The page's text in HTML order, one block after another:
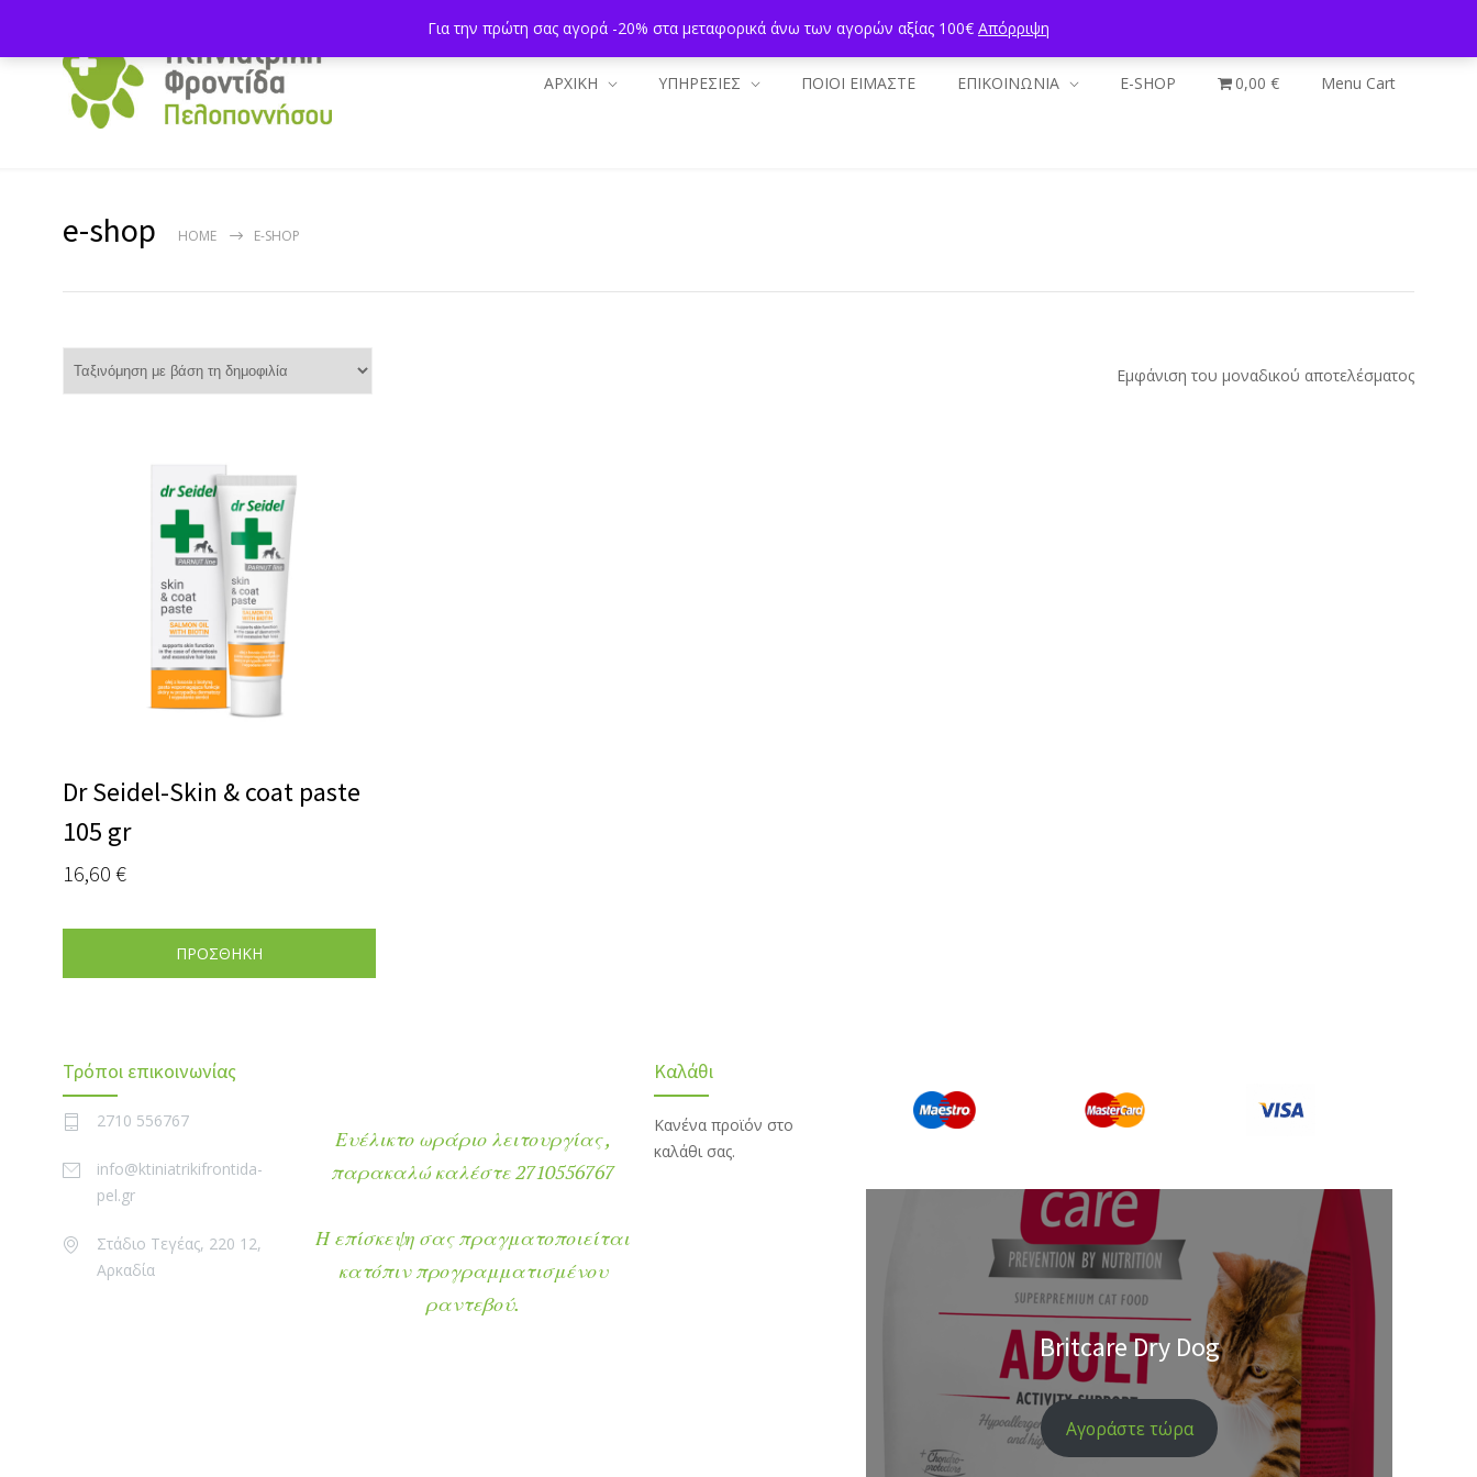
ΑΡΧΙΚΗ ΥΠΗΡΕΣΙΕΣ ΠΟΙΟΙ ΕΙΜΑΣΤΕ ΕΠΙΚΟΙΝΩΝΙΑ E-SHOP 0,00 € Menu Cart
e-shop HOME E-SHOP
Εμφάνιση του μοναδικού αποτελέσματος
Dr Seidel-Skin & coat paste
105 gr
16,60 €
ΠΡΟΣΘΗΚΗ
Τρόποι επικοινωνίας
2710 556767
info@ktiniatrikifrontida-
pel.gr
Στάδιο Τεγέας, 220 12,
Αρκαδία
Ευέλικτο ωράριο λειτουργίας ,
παρακαλώ καλέστε 2710556767
Η επίσκεψη σας πραγματοποιείται
κατόπιν προγραμματισμένου
ραντεβού.
Καλάθι
Κανένα προϊόν στο
καλάθι σας.
Britcare Dry Dog
Αγοράστε τώρα
Για την πρώτη σας αγορά -20% στα μεταφορικά άνω των αγορών αξίας 100€ Απόρριψη